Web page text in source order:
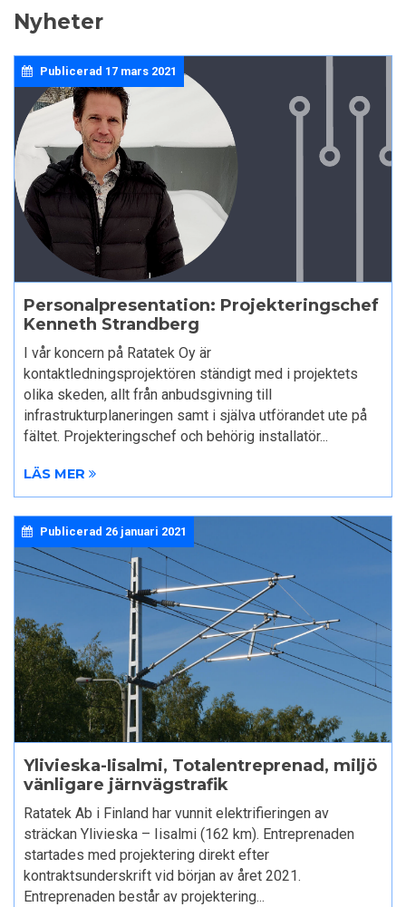
Nyheter
Personalpresentation: Projekteringschef
Kenneth Strandberg
I vår koncern på Ratatek Oy är
kontaktledningsprojektören ständigt med i projektets
olika skeden, allt från anbudsgivning till
infrastrukturplaneringen samt i själva utförandet ute på
fältet. Projekteringschef och behörig installatör...
LÄS MER
Publicerad 17 mars 2021
Ylivieska-Iisalmi, Totalentreprenad, miljö
vänligare järnvägstrafik
Ratatek Ab i Finland har vunnit elektrifieringen av
sträckan Ylivieska – Iisalmi (162 km). Entreprenaden
startades med projektering direkt efter
kontraktsunderskrift vid början av året 2021.
Entreprenaden består av projektering...
Publicerad 26 januari 2021